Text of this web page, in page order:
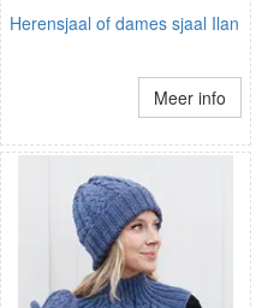
Herensjaal of dames sjaal Ilan
Meer info